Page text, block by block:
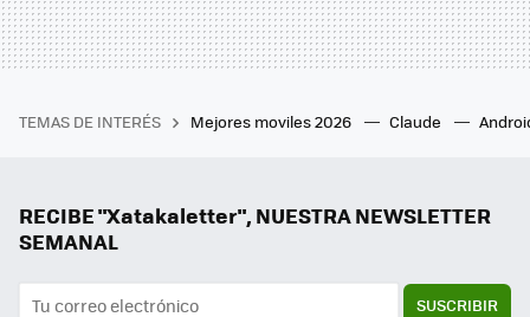
TEMAS DE INTERÉS Mejores moviles 2026 Claude
RECIBE "Xatakaletter", NUESTRA NEWSLETTER
SEMANAL
SUSCRIBIR